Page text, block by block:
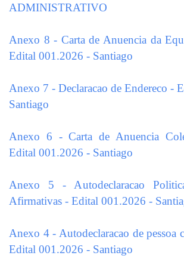
ADMINISTRATIVO
Anexo 8 - Carta de Anuencia da
Edital 001.2026 - Santiago
Anexo 7 - Declaracao de Endereco -
Santiago
Anexo 6 - Carta de Anuencia
Edital 001.2026 - Santiago
Anexo 5 - Autodeclaracao
Afirmativas - Edital 001.2026 -
Anexo 4 - Autodeclaracao de pessoa
Edital 001.2026 - Santiago